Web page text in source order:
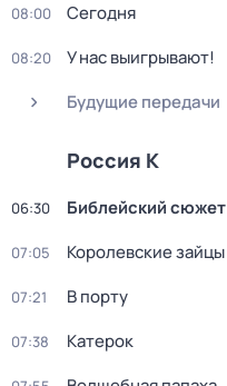
08:00 Сегодня
08:20
У нас выигрывают!
Будущие передачи
Россия К
06:30 Библейский сюжет
07:05 Королевские зайцы
07:21 В порту
07:38 Катерок